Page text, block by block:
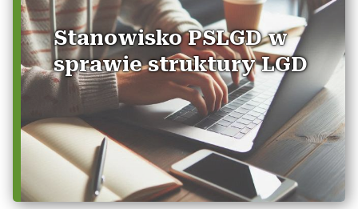
Stanowisko PSLGD w
sprawie struktury LGD